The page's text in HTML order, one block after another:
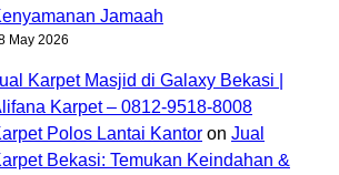
Jamaah
May 2026
Karpet Masjid di Galaxy Bekasi |
Karpet – 0812-9518-8008
Polos Lantai Kantor on Jual
Bekasi: Temukan Keindahan &